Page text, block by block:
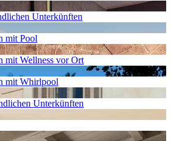
Unterkünften
mit Pool
mit Wellness vor Ort
mit Whirlpool
Unterkünften